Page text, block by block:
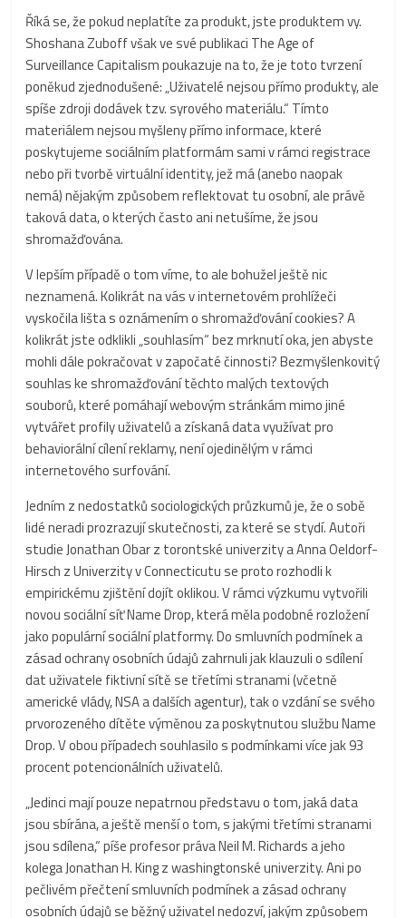
Říká se, že pokud neplatíte za produkt, jste produktem vy.
Shoshana Zuboff však ve své publikaci The Age of
Surveillance Capitalism poukazuje na to, že je toto tvrzení
poněkud zjednodušené: „Uživatelé nejsou přímo produkty, ale
spíše zdroji dodávek tzv. syrového materiálu.“ Tímto
materiálem nejsou myšleny přímo informace, které
poskytujeme sociálním platformám sami v rámci registrace
nebo při tvorbě virtuální identity, jež má (anebo naopak
nemá) nějakým způsobem reflektovat tu osobní, ale právě
taková data, o kterých často ani netušíme, že jsou
shromažďována.
V lepším případě o tom víme, to ale bohužel ještě nic
neznamená. Kolikrát na vás v internetovém prohlížeči
vyskočila lišta s oznámením o shromažďování cookies? A
kolikrát jste odklikli „souhlasím“ bez mrknutí oka, jen abyste
mohli dále pokračovat v započaté činnosti? Bezmyšlenkovitý
souhlas ke shromažďování těchto malých textových
souborů, které pomáhají webovým stránkám mimo jiné
vytvářet profily uživatelů a získaná data využívat pro
behaviorální cílení reklamy, není ojedinělým v rámci
internetového surfování.
Jedním z nedostatků sociologických průzkumů je, že o sobě
lidé neradi prozrazují skutečnosti, za které se stydí. Autoři
studie Jonathan Obar z torontské univerzity a Anna Oeldorf-
Hirsch z Univerzity v Connecticutu se proto rozhodli k
empirickému zjištění dojít oklikou. V rámci výzkumu vytvořili
novou sociální síť Name Drop, která měla podobné rozložení
jako populární sociální platformy. Do smluvních podmínek a
zásad ochrany osobních údajů zahrnuli jak klauzuli o sdílení
dat uživatele fiktivní sítě se třetími stranami (včetně
americké vlády, NSA a dalších agentur), tak o vzdání se svého
prvorozeného dítěte výměnou za poskytnutou službu Name
Drop. V obou případech souhlasilo s podmínkami více jak 93
procent potencionálních uživatelů.
„Jedinci mají pouze nepatrnou představu o tom, jaká data
jsou sbírána, a ještě menší o tom, s jakými třetími stranami
jsou sdílena,“ píše profesor práva Neil M. Richards a jeho
kolega Jonathan H. King z washingtonské univerzity. Ani po
pečlivém přečtení smluvních podmínek a zásad ochrany
osobních údajů se běžný uživatel nedozví, jakým způsobem